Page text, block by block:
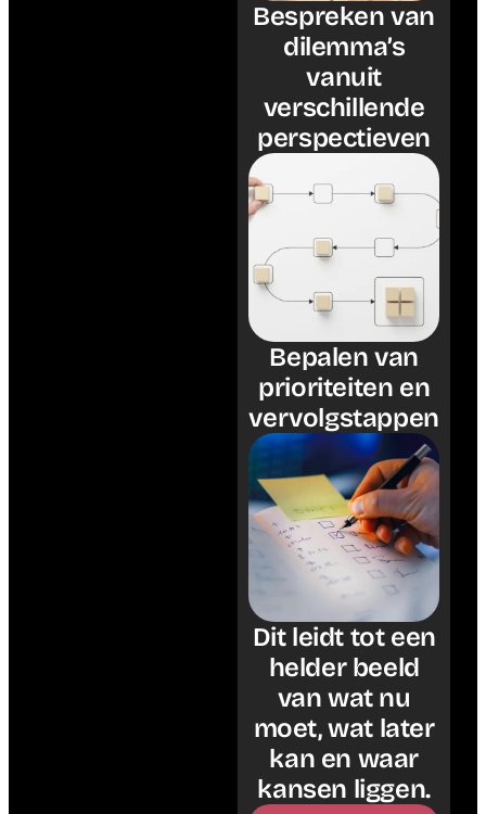
Bespreken van
dilemma’s
vanuit
verschillende
perspectieven
Bepalen van
prioriteiten en
vervolgstappen
Dit leidt tot een
helder beeld
van wat nu
moet, wat later
kan en waar
kansen liggen.